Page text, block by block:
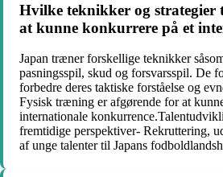
Hvilke teknikker og
at kunne konkurrere på et
Japan træner forskellige teknikker
pasningsspil, skud og forsvarsspil. De
forbedre deres taktiske forståelse og
Fysisk træning er afgørende for at
internationale
fremtidige perspektiver- Rekruttering,
af unge talenter til Japans